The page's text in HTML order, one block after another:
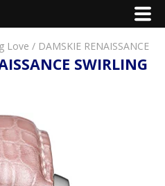
Love / DAMSKIE RENAISSANCE
SWIRLING